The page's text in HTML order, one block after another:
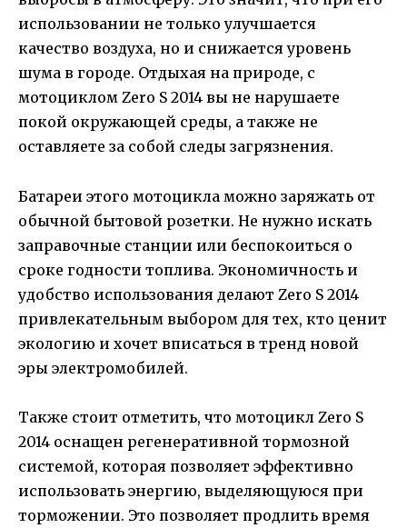
использовании не только улучшается
качество воздуха, но и снижается уровень
шума в городе. Отдыхая на природе, с
мотоциклом Zero S 2014 вы не нарушаете
покой окружающей среды, а также не
оставляете за собой следы загрязнения.
Батареи этого мотоцикла можно заряжать от
обычной бытовой розетки. Не нужно искать
заправочные станции или беспокоиться о
сроке годности топлива. Экономичность и
удобство использования делают Zero S 2014
привлекательным выбором для тех, кто ценит
экологию и хочет вписаться в тренд новой
эры электромобилей.
Также стоит отметить, что мотоцикл Zero S
2014 оснащен регенеративной тормозной
системой, которая позволяет эффективно
использовать энергию, выделяющуюся при
торможении. Это позволяет продлить время